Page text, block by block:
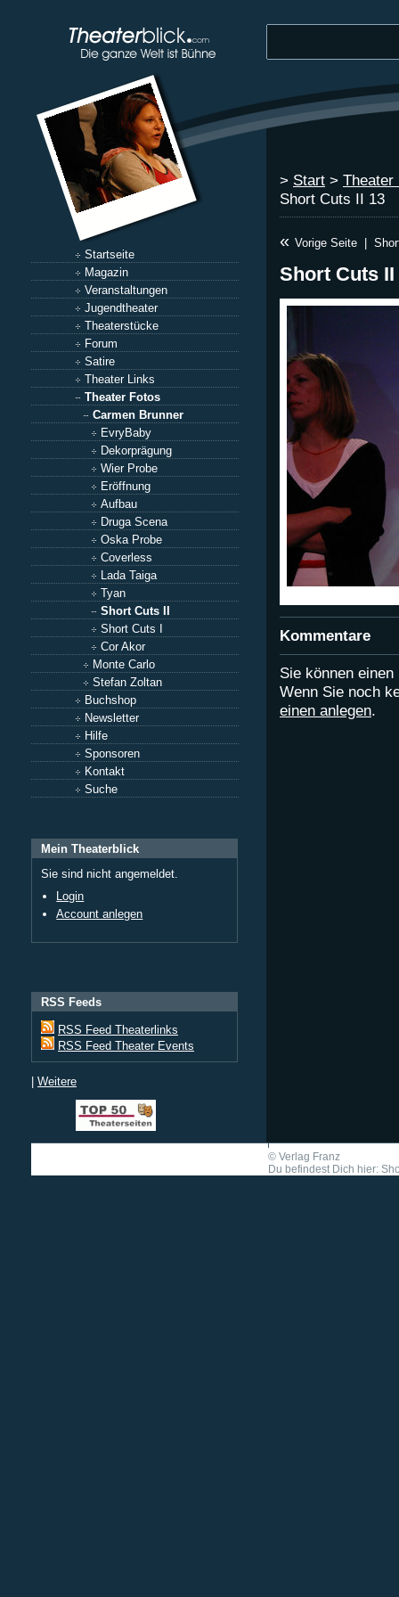
Startseite
Magazin
Veranstaltungen
Jugendtheater
Theaterstücke
Forum
Satire
Theater Links
Theater Fotos
Carmen Brunner
EvryBaby
Dekorprägung
Wier Probe
Eröffnung
Aufbau
Druga Scena
Oska Probe
Coverless
Lada Taiga
Tyan
Short Cuts II
Short Cuts I
Cor Akor
Monte Carlo
Stefan Zoltan
Buchshop
Newsletter
Hilfe
Sponsoren
Kontakt
Suche
Mein Theaterblick
Sie sind nicht angemeldet.
Login
Account anlegen
RSS Feeds
RSS Feed Theaterlinks
RSS Feed Theater Events
| Weitere
> Start > Theater
Short Cuts II 13
« Vorige Seite
Short Cuts II
Kommentare
Sie können
Wenn Sie noch
einen anlegen.
© Verlag Franz
Du befindest Dich hier: